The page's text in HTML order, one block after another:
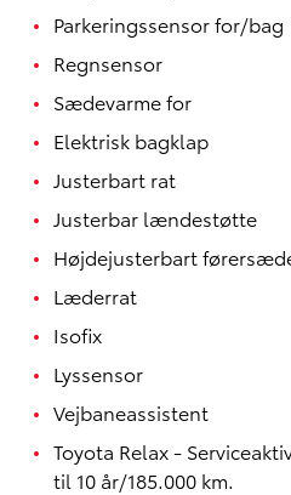
Parkeringssensor for/bag
Regnsensor
Sædevarme for
Elektrisk bagklap
Justerbart rat
Justerbar lændestøtte
Højdejusterbart
Læderrat
Isofix
Lyssensor
Vejbaneassistent
Toyota Relax -
til 10 år/185.000 km.